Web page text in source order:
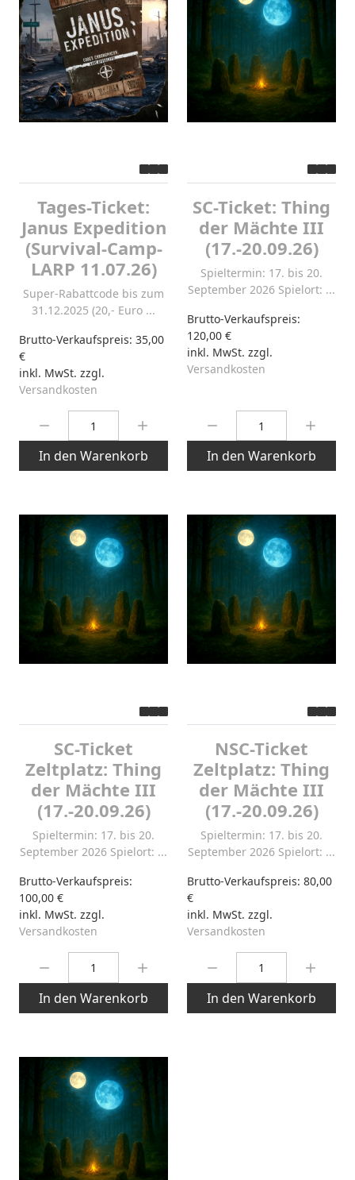
Tages-Ticket:
Janus Expedition
(Survival-Camp-
LARP 11.07.26)
Super-Rabattcode bis zum
31.12.2025 (20,- Euro ...
Brutto-Verkaufspreis: 35,00
€
inkl. MwSt. zzgl.
Versandkosten
In den Warenkorb
SC-Ticket: Thing
der Mächte III
(17.-20.09.26)
Spieltermin: 17. bis 20.
September 2026 Spielort: ...
Brutto-Verkaufspreis:
120,00 €
inkl. MwSt. zzgl.
Versandkosten
In den Warenkorb
SC-Ticket
Zeltplatz: Thing
der Mächte III
(17.-20.09.26)
Spieltermin: 17. bis 20.
September 2026 Spielort: ...
Brutto-Verkaufspreis:
100,00 €
inkl. MwSt. zzgl.
Versandkosten
In den Warenkorb
NSC-Ticket
Zeltplatz: Thing
der Mächte III
(17.-20.09.26)
Spieltermin: 17. bis 20.
September 2026 Spielort: ...
Brutto-Verkaufspreis: 80,00
€
inkl. MwSt. zzgl.
Versandkosten
In den Warenkorb